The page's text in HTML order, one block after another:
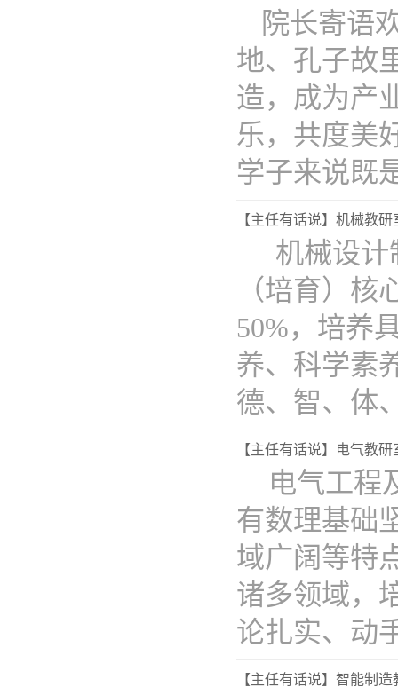
院长寄语
地、孔子故
造，成为产
乐，共度美
学子来说既
【主任有话说】机械教
机械设
（培育）
50%，培养
养、科学素
德、智、体
【主任有话说】电气教
电气工程
有数理基础
域广阔等特
诸多领域，
论扎实、动
【主任有话说】智能制